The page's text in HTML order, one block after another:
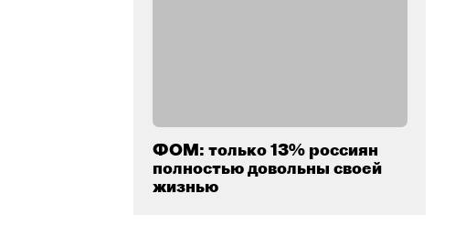
ФОМ: только 13% россиян
полностью довольны своей
жизнью